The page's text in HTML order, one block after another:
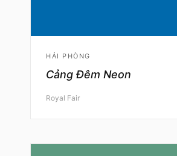
HẢI PHÒNG
Cảng Đêm Neon
Royal Fair